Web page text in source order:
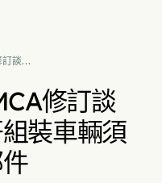
談判
修訂談
裝車輛須